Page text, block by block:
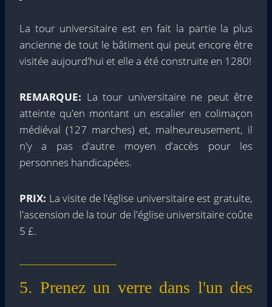
La tour universitaire est en fait la partie la plus
ancienne de tout le bâtiment qui peut encore être
visitée aujourd'hui et elle a été construite en 1280!
REMARQUE: La tour universitaire ne peut être
atteinte qu'en montant un escalier en colimaçon
médiéval (127 marches) et, malheureusement, il
n'y a pas d'autre moyen d'accès pour les
personnes handicapées.
PRIX: La visite de l'église universitaire est gratuite,
l'ascension de la tour de l'église universitaire coûte
5 £.
5. Prenez un verre dans l'un des